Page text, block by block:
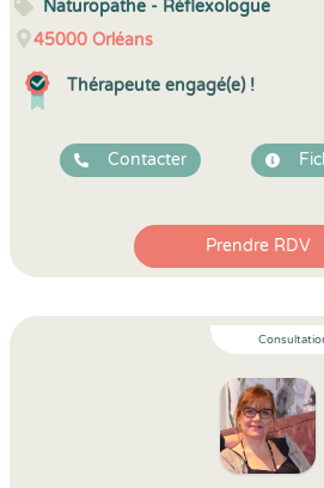
Naturopathe - Réflexologue
45000 Orléans
Thérapeute engagé(e) !
Contacter
Prendre RDV